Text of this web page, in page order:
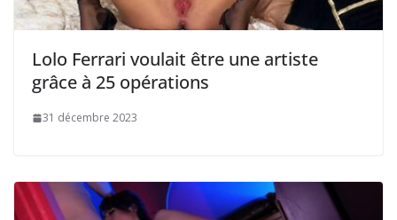
Lolo Ferrari voulait être une artiste
grâce à 25 opérations
31 décembre 2023